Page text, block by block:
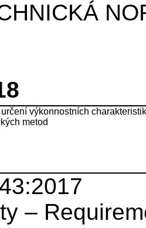
výkonnostních charakteristik
metod
–